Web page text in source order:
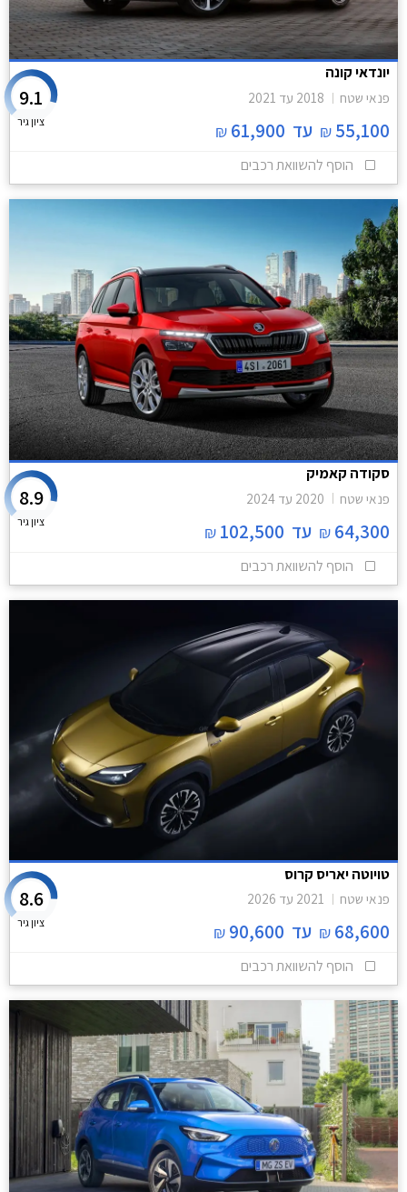
יונדאי קונה
פנאי שטח 2018 עד 2021
55,100
₪ עד 61,900
₪
9.1
ציון גיר
הוסף להשוואת רכבים
סקודה קאמיק
פנאי שטח 2020 עד 2024
64,300
₪ עד 102,500
₪
8.9
ציון גיר
הוסף להשוואת רכבים
טויוטה יאריס קרוס
פנאי שטח 2021 עד 2026
68,600
₪ עד 90,600
₪
8.6
ציון גיר
הוסף להשוואת רכבים